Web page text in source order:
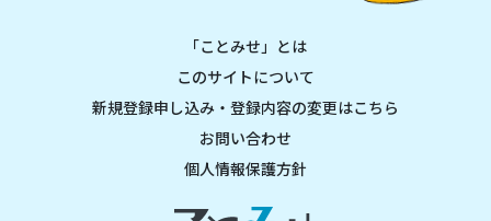
「ことみせ」とは
このサイトについて
新規登録申し込み・登録内容の変更はこちら
お問い合わせ
個人情報保護方針